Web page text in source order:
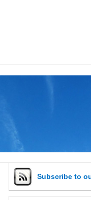
Subscribe to